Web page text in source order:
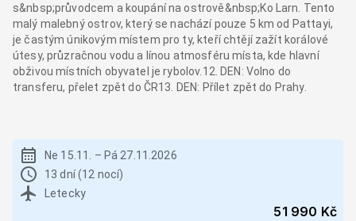
s&nbsp;průvodcem a koupání na ostrově&nbsp;Ko Larn. Tento
malý malebný ostrov, který se nachází pouze 5 km od Pattayi,
je častým únikovým místem pro ty, kteří chtějí zažít korálové
útesy, průzračnou vodu a línou atmosféru místa, kde hlavní
obživou místních obyvatel je rybolov.12. DEN: Volno do
transferu, přelet zpět do ČR13. DEN: Přílet zpět do Prahy.
Ne 15.11. – Pá 27.11.2026
13 dní (12 nocí)
Letecky
51 990 Kč